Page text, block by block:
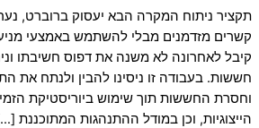
קשרים מזדמנים מבלי להשתמש באמצעי
קיבל לאחרונה לא משנה את דפוס חשיבתו
חששות. בעבודה זו ניסינו להבין ולנתח את
וחסרת החששות תוך שימוש ביוריסטיקת
הייצוגיות, וכן במודל ההתנהגות המתוכננת